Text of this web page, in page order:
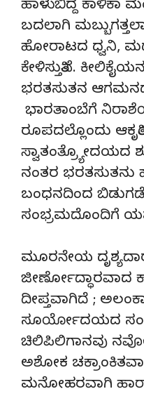
ಹಾಳುಬಿದ್ದ ಕಾಳಿಕಾ
ಬದಲಾಗಿ
ಹೋರಾಟದ ಧ್ವನಿ,
ಕೇಳಿಸುತ್ತಿವೆ.
ಭರತಸುತನ
ಭಾರತಾಂಬೆಗೆ
ರೂಪದಲ್ಲೊಂದು
ಸ್ವಾತಂತ್ರ್ಯೋದಯದ
ನಂತರ
ಬಂಧನದಿಂದ ಬಿಡುಗಡೆ
ಸಂಭ್ರಮದೊಂದಿಗೆ
ಮೂರನೇಯ
ಜೀರ್ಣೋದ್ಧಾರವಾದ
ದೀಪ್ತವಾಗಿದೆ ;
ಸೂರ್ಯೋದಯದ
ಚಿಲಿಪಿಲಿಗಾನವು
ಅಶೋಕ
ಮನೋಹರವಾಗಿ